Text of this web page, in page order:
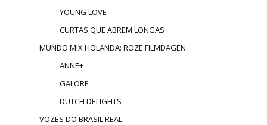
YOUNG LOVE
CURTAS QUE ABREM LONGAS
MUNDO MIX HOLANDA: ROZE FILMDAGEN
ANNE+
GALORE
DUTCH DELIGHTS
VOZES DO BRASIL REAL